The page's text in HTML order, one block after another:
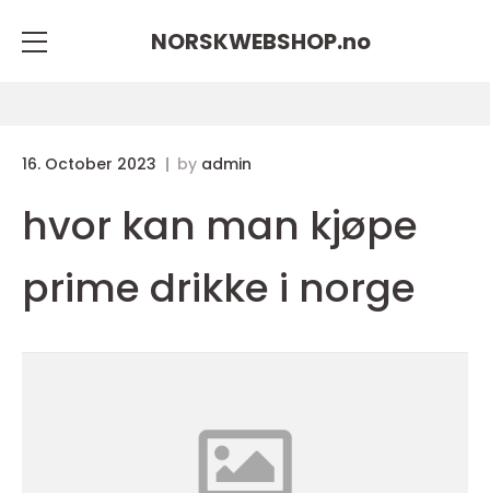
NORSKWEBSHOP.no
16. October 2023 by admin
hvor kan man kjøpe
prime drikke i norge